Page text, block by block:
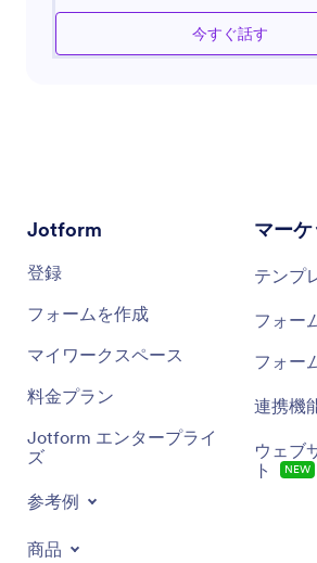
うユーザーをインスパイアし、ガイド
タルデザインで革新を目指したり、ブ
今すぐ話す
Jotform
登録
フォームを作成
マイワークスペース
料金プラン
Jotform エンタープライ
ズ
参考例
商品
マー
テンプ
フォー
フォー
連携機
ウェブ
ト
NEW